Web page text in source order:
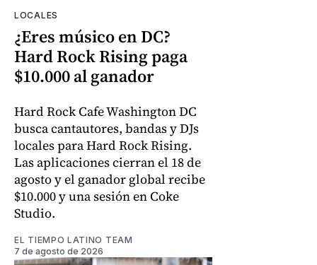
LOCALES
¿Eres músico en DC?
Hard Rock Rising paga
$10.000 al ganador
Hard Rock Cafe Washington DC
busca cantautores, bandas y DJs
locales para Hard Rock Rising.
Las aplicaciones cierran el 18 de
agosto y el ganador global recibe
$10.000 y una sesión en Coke
Studio.
EL TIEMPO LATINO TEAM
7 de agosto de 2026